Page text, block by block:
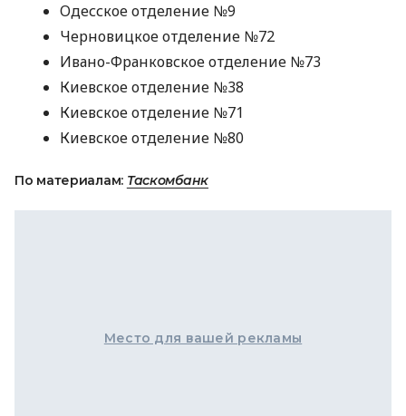
Одесское отделение №9
Черновицкое отделение №72
Ивано-Франковское отделение №73
Киевское отделение №38
Киевское отделение №71
Киевское отделение №80
По материалам: Таскомбанк
Место для вашей рекламы